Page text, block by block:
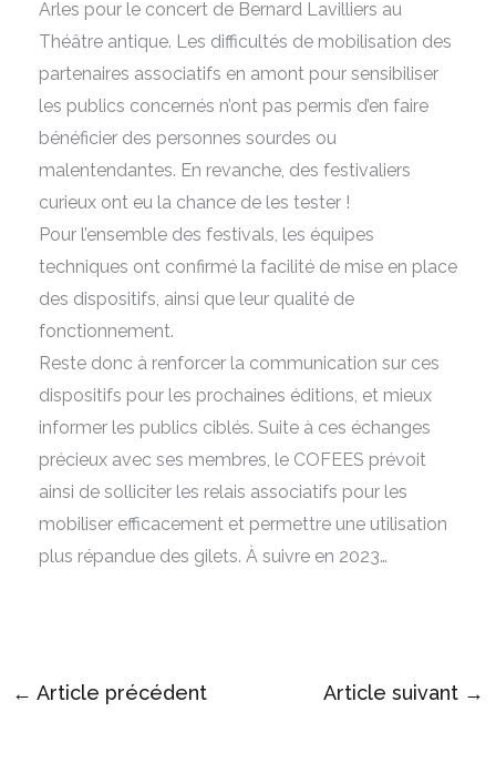
Arles pour le concert de Bernard Lavilliers au
Théâtre antique. Les difficultés de mobilisation des
partenaires associatifs en amont pour sensibiliser
les publics concernés n’ont pas permis d’en faire
bénéficier des personnes sourdes ou
malentendantes. En revanche, des festivaliers
curieux ont eu la chance de les tester !
Pour l’ensemble des festivals, les équipes
techniques ont confirmé la facilité de mise en place
des dispositifs, ainsi que leur qualité de
fonctionnement.
Reste donc à renforcer la communication sur ces
dispositifs pour les prochaines éditions, et mieux
informer les publics ciblés. Suite à ces échanges
précieux avec ses membres, le COFEES prévoit
ainsi de solliciter les relais associatifs pour les
mobiliser efficacement et permettre une utilisation
plus répandue des gilets. À suivre en 2023…
← Article précédent Article suivant →